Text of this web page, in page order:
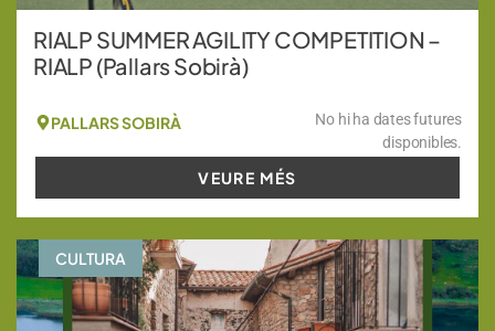
RIALP SUMMER AGILITY COMPETITION –
RIALP (Pallars Sobirà)
PALLARS SOBIRÀ
No hi ha dates futures
disponibles.
VEURE MÉS
CULTURA